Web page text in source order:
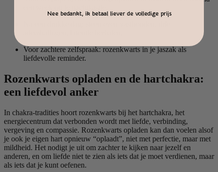
Voor zachtere zelfspraak: rozenkwarts in je jaszak als
liefdevolle reminder.
Rozenkwarts opladen en de hartchakra:
een liefdevol anker
In chakra-tradities hoort rozenkwarts bij het hartchakra, het
energiecentrum dat verbonden wordt met liefde, verbinding,
vergeving en compassie. Rozenkwarts opladen kan dan voelen alsof
je ook je eigen hart opnieuw “oplaadt”, niet met perfectie, maar met
mildheid. Het nodigt je uit om zachter te kijken naar jezelf en
anderen, en om liefde niet te zien als iets dat je moet verdienen, maar
als iets dat je kunt oefenen.
Nee bedankt, ik betaal liever de volledige prijs